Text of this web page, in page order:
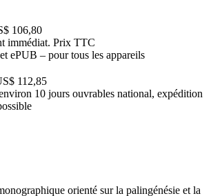
106,80
immédiat. Prix TTC
112,85
10 jours ouvrables national, expédition